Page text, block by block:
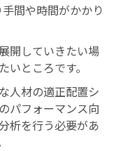
間や時間がかかり
開していきたい場
ところです。
人材の適正配置シ
パフォーマンス向
析を行う必要があ